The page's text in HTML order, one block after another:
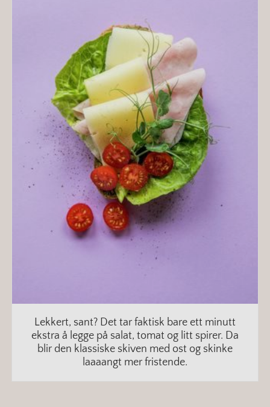
Lekkert, sant? Det tar faktisk bare ett minutt
ekstra å legge på salat, tomat og litt spirer. Da
blir den klassiske skiven med ost og skinke
laaaangt mer fristende.